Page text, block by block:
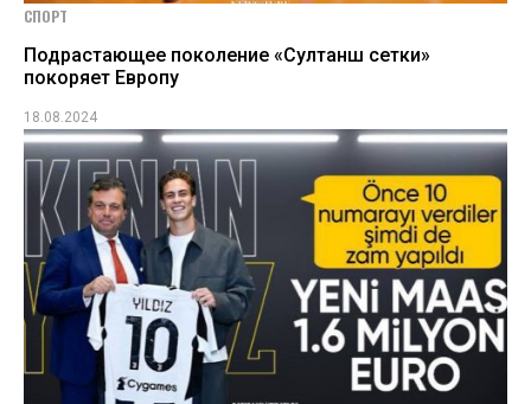
СПОРТ
Подрастающее поколение «Султанш сетки»
покоряет Европу
18.08.2024